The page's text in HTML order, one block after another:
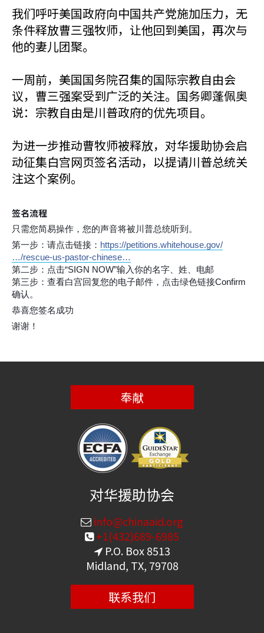
我们呼吁美国政府向中国共产党施加压力，无
条件释放曹三强牧师，让他回到美国，再次与
他的妻儿团聚。
一周前，美国国务院召集的国际宗教自由会
议，曹三强案受到广泛的关注。国务卿蓬佩奥
说：宗教自由是川普政府的优先项目。
为进一步推动曹牧师被释放，对华援助协会启
动征集白宫网页签名活动，以提请川普总统关
注这个案例。
签名流程
只需您简易操作，您的声音将被川普总统听到。
第一步：请点击链接： https://petitions.whitehouse.gov/
…/rescue-us-pastor-chinese…
第二步：点击“SIGN NOW”输入你的名字、姓、电邮
第三步：查看白宫回复您的电子邮件，点击绿色链接Confirm
确认。
恭喜您签名成功
谢谢！
奉献
对华援助协会
info@chinaaid.org
+1(432)689-6985
P.O. Box 8513
Midland, TX, 79708
联系我们